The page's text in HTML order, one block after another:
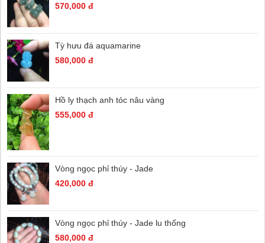
570,000 đ
Tỳ hưu đá aquamarine
580,000 đ
Hồ ly thạch anh tóc nâu vàng
555,000 đ
Vòng ngọc phỉ thúy - Jade
420,000 đ
Vòng ngọc phỉ thúy - Jade lu thống
580,000 đ